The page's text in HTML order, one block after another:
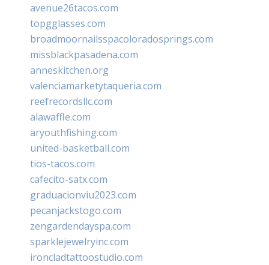
avenue26tacos.com
topgglasses.com
broadmoornailsspacoloradosprings.com
missblackpasadena.com
anneskitchen.org
valenciamarketytaqueria.com
reefrecordsllc.com
alawaffle.com
aryouthfishing.com
united-basketball.com
tios-tacos.com
cafecito-satx.com
graduacionviu2023.com
pecanjackstogo.com
zengardendayspa.com
sparklejewelryinc.com
ironcladtattoostudio.com